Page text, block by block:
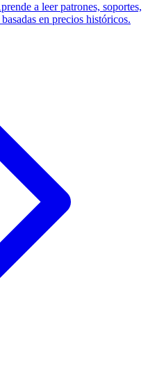
a leer patrones, soportes,
en precios históricos.